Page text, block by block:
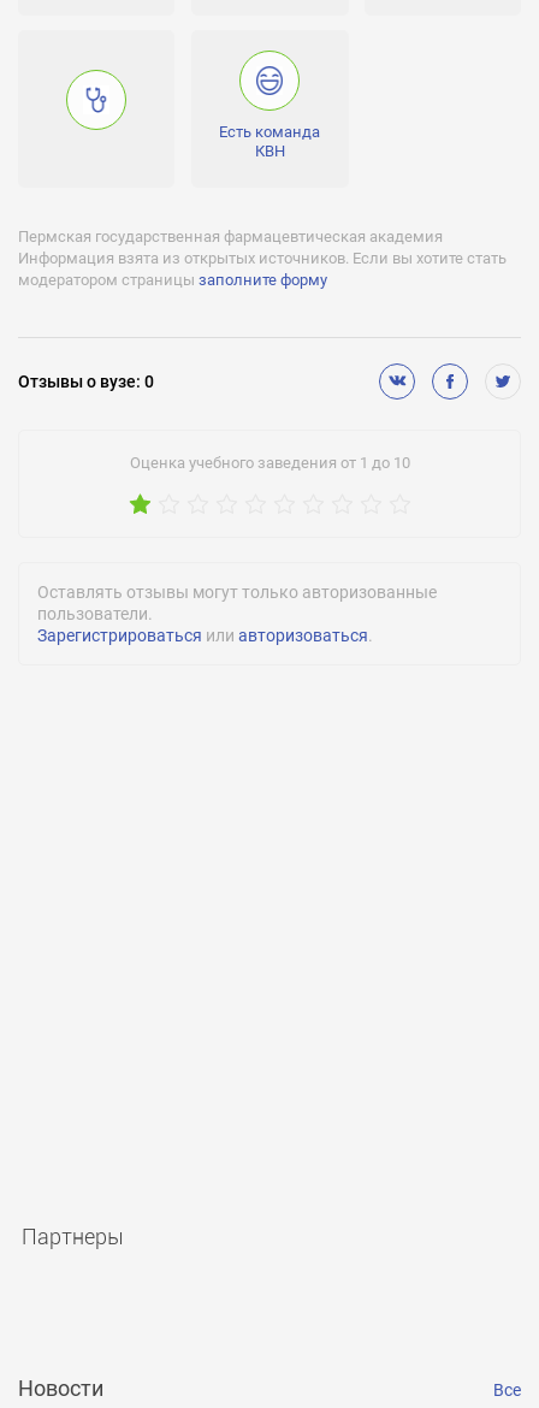
№1186 от 05 февраля 2015 года, серия 90А01 №0001263
Бюджетное финансирование (бесплатное обучение):
Есть
Негосударственное финансирование (платное обучение):
Есть
Военная кафедра:
Есть
Количество студентов:
4000
Есть команда
КВН
Пермская государственная фармацевтическая академия
Информация взята из открытых источников. Если вы хотите стать
модератором страницы заполните форму
Отзывыо вузе: 0
Оценка учебного заведения от 1 до 10
Оставлять отзывы могут только авторизованные
пользователи.
Зарегистрироваться или авторизоваться.
Партнеры